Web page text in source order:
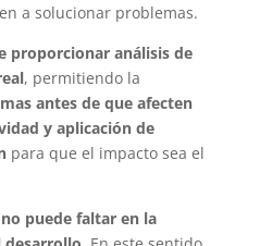
a solucionar problemas.
proporcionar análisis de
, permitiendo la
antes de que afecten
y aplicación de
para que el impacto sea el
no puede faltar en la